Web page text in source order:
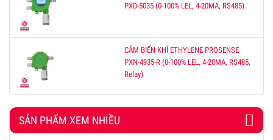
PXD-5035 (0-100% LEL, 4-20MA, RS485)
CẢM BIẾN KHÍ ETHYLENE PROSENSE
PXN-4935-R (0-100% LEL, 4-20MA, RS485,
Relay)
SẢN PHẨM XEM NHIỀU